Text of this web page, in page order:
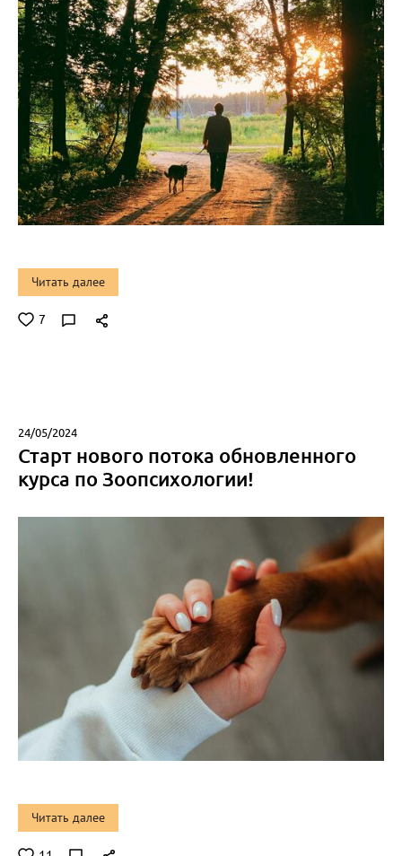
Читать далее
7
Читать далее
24/05/2024
Старт нового потока обновленного
курса по Зоопсихологии!